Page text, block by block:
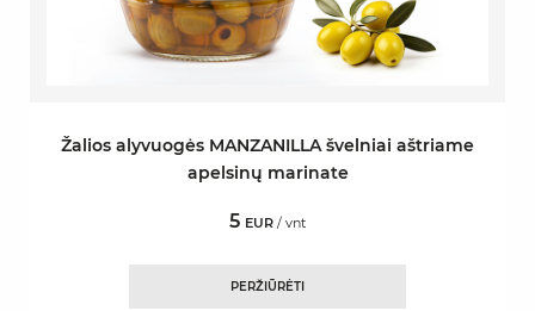
Žalios alyvuogės MANZANILLA švelniai aštriame
apelsinų marinate
5 EUR / vnt
PERŽIŪRĖTI